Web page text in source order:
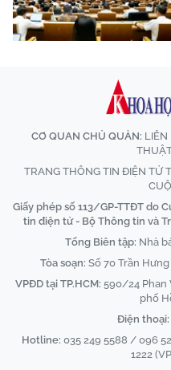
CƠ QUAN CHỦ QUẢN: LIÊN
TRANG THÔNG TIN ĐIỆN TỬ
Giấy phép số 113/GP-TTĐT do
tin điện tử - Bộ Thông tin và
Tổng Biên tập: Nhà
Tòa soạn: Số 70 Trần
VPĐD tại TP.HCM: 590/24 Phan
phố
Điện thoại:
Hotline: 035 249 5588 / 096
1222